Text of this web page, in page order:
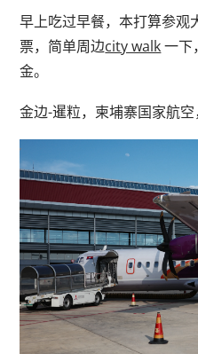
早上吃过早餐，本打算参观
票，简单周边city walk一下
金。
金边-暹粒，柬埔寨国家航空